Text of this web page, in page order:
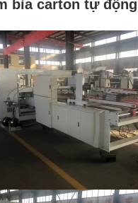
bìa carton tự động